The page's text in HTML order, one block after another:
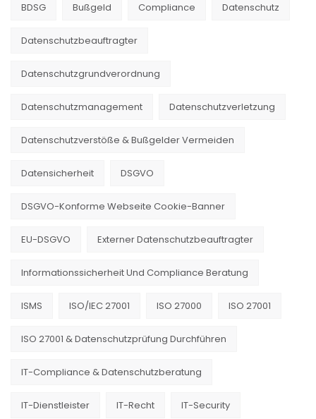
BDSG Bußgeld Compliance Datenschutz
Datenschutzbeauftragter
Datenschutzgrundverordnung
Datenschutzmanagement Datenschutzverletzung
Datenschutzverstöße & Bußgelder Vermeiden
Datensicherheit DSGVO
DSGVO-Konforme Webseite Cookie-Banner
EU-DSGVO Externer Datenschutzbeauftragter
Informationssicherheit Und Compliance Beratung
ISMS ISO/IEC 27001 ISO 27000 ISO 27001
ISO 27001 & Datenschutzprüfung Durchführen
IT-Compliance & Datenschutzberatung
IT-Dienstleister IT-Recht IT-Security